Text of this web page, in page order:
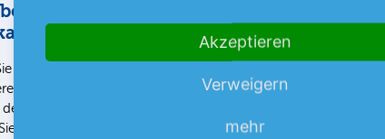
unsicher, ob Ihre Aktie bereits
ist? Wir verraten es Ihnen.
Halteposition lesen Sie, welche
noch länger im Depot liegen…
AstraZeneca
Motors
Dt. Telekom Laut
Nachrichtenportals
Telekom-Tochter T-
Akzeptieren
Verweigern
mehr